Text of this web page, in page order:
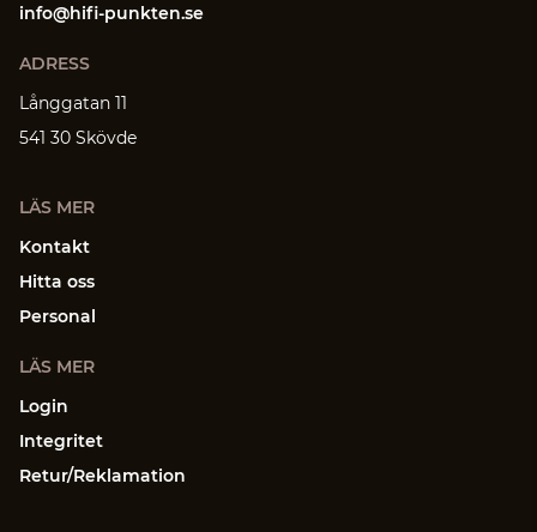
info@hifi-punkten.se
ADRESS
Långgatan 11
541 30 Skövde
LÄS MER
Kontakt
Hitta oss
Personal
LÄS MER
Login
Integritet
Retur/Reklamation